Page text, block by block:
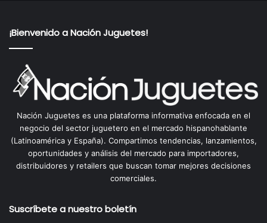
¡Bienvenido a Nación Juguetes!
Nación Juguetes es una plataforma informativa enfocada en el
negocio del sector juguetero en el mercado hispanohablante
(Latinoamérica y España). Compartimos tendencias, lanzamientos,
oportunidades y análisis del mercado para importadores,
distribuidores y retailers que buscan tomar mejores decisiones
comerciales.
Suscríbete a nuestro boletín